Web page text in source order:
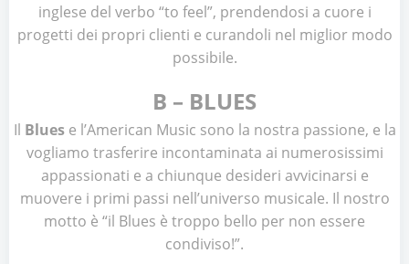
inglese del verbo “to feel”, prendendosi a cuore i
progetti dei propri clienti e curandoli nel miglior modo
possibile.
B – BLUES
Il Blues e l’American Music sono la nostra passione, e la
vogliamo trasferire incontaminata ai numerosissimi
appassionati e a chiunque desideri avvicinarsi e
muovere i primi passi nell’universo musicale. Il nostro
motto è “il Blues è troppo bello per non essere
condiviso!”.